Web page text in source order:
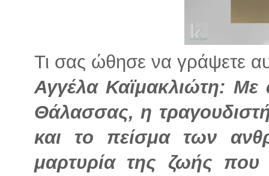
Τι σας ώθησε να γράψετε
Αγγέλα Καϊμακλιώτη: Με
Θάλασσας, η
και το πείσμα των
μαρτυρία της ζωής